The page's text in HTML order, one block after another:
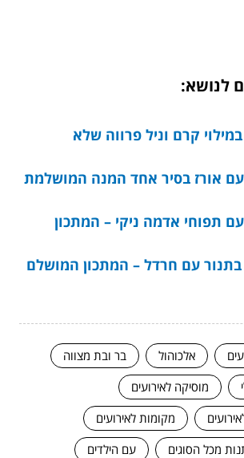
לנושא:
קרם וניל פרווה שלא
אורז בסיר אחד המנה המושלמת
תפוחי אדמה ניקי – המתכון
בשר מס 5 בתנור עם חרדל – המתכון המושלם
אלכוהול
בר ובת מצווה
מוסיקה לאירועים
מקומות לאירועים
מכל הסוגים
עם הילדים